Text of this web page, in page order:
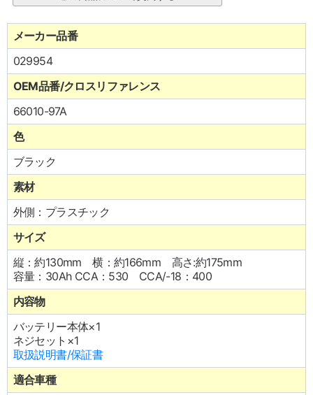
メーカー品番
029954
OEM品番/クロスリファレンス
66010-97A
色
ブラック
素材
外側：プラスチック
サイズ
縦：約130mm 横：約166mm 高さ:約175mm
容量：30Ah CCA：530 CCA/-18：400
内容物
バッテリー本体×1
ネジセット×1
取扱説明書/保証書
適合車種